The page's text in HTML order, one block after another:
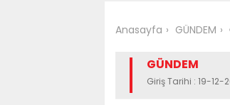
Anasayfa GÜNDEM
GÜNDEM
Giriş Tarihi : 19-